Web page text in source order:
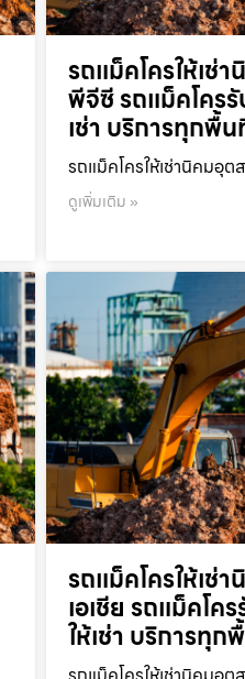
รถแม็คโครให้เช่
พีจีซี รถแม็คโคร
เช่า บริการทุกพื้
รถแม็คโครให้เช่านิคมอุ
ดูเพิ่มเติม »
รถแม็คโครให้เช่
เอเชีย รถแม็คโค
ให้เช่า บริการทุ